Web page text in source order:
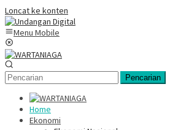
Loncat ke konten
Menu Mobile
Pencarian
Home
Ekonomi